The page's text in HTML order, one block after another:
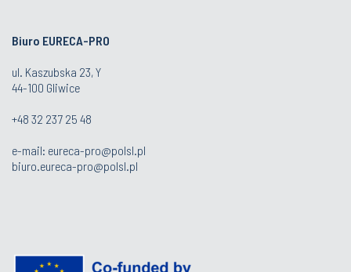
Biuro EURECA-PRO
ul. Kaszubska 23, Y
44-100 Gliwice
+48 32 237 25 48
e-mail: eureca-pro@polsl.pl
biuro.eureca-pro@polsl.pl